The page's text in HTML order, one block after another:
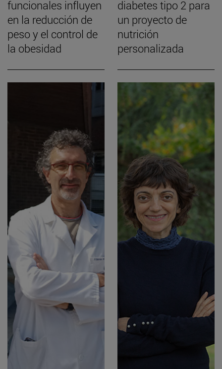
funcionales influyen
en la reducción de
peso y el control de
la obesidad
diabetes tipo 2 para
un proyecto de
nutrición
personalizada